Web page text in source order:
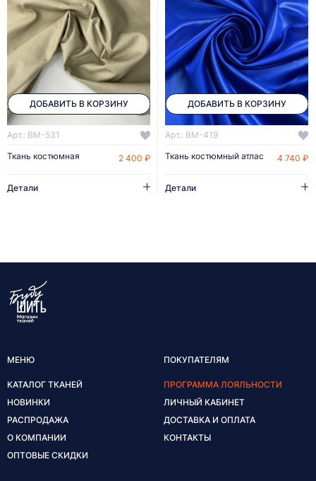
ДОБАВИТЬ В КОРЗИНУ
Арт.: BM-531
Ткань костюмная
2 400 ₽
Детали
ДОБАВИТЬ В КОРЗИНУ
Арт.: BM-419
Ткань костюмный атлас
4 740 ₽
Детали
МЕНЮ
КАТАЛОГ ТКАНЕЙ
НОВИНКИ
РАСПРОДАЖА
О КОМПАНИИ
ОПТОВЫЕ СКИДКИ
ПОКУПАТЕЛЯМ
ПРОГРАММА ЛОЯЛЬНОСТИ
ЛИЧНЫЙ КАБИНЕТ
ДОСТАВКА И ОПЛАТА
КОНТАКТЫ